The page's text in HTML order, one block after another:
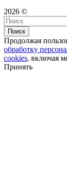
2026 ©
Поиск
Продолжая
обработку
cookies, включая
Принять